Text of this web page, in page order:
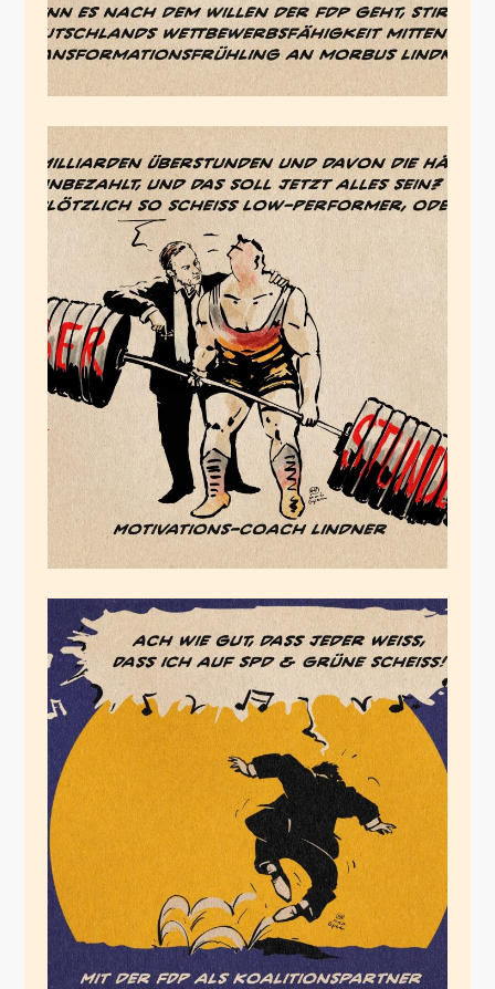
Der Bundes-
Motivations-Coach
April 9, 2024
Die Rumpelstilzchen-
FDP
Februar 19, 2024